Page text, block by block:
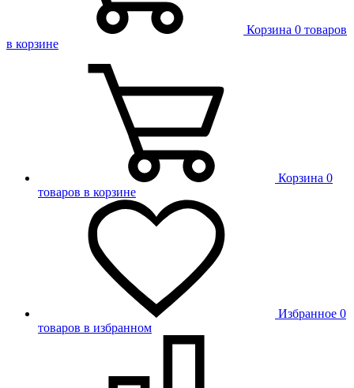
Корзина 0 товаров
в корзине
Корзина 0
товаров в корзине
Избранное 0
товаров в избранном